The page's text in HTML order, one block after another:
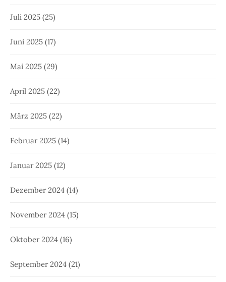
Juli 2025 (25)
Juni 2025 (17)
Mai 2025 (29)
April 2025 (22)
März 2025 (22)
Februar 2025 (14)
Januar 2025 (12)
Dezember 2024 (14)
November 2024 (15)
Oktober 2024 (16)
September 2024 (21)